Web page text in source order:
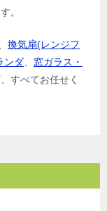
。
換気扇(レンジフ
ンダ、 窓ガラス・
すべてお任せく